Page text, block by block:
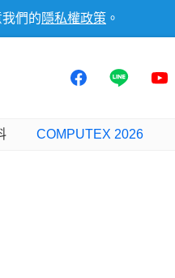
們的 隱私權政策 。
COMPUTEX 2026